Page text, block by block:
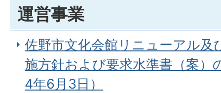
運営事業
佐野市文化会館リニューアル及
施方針および要求水準書（案）
4年6月3日）